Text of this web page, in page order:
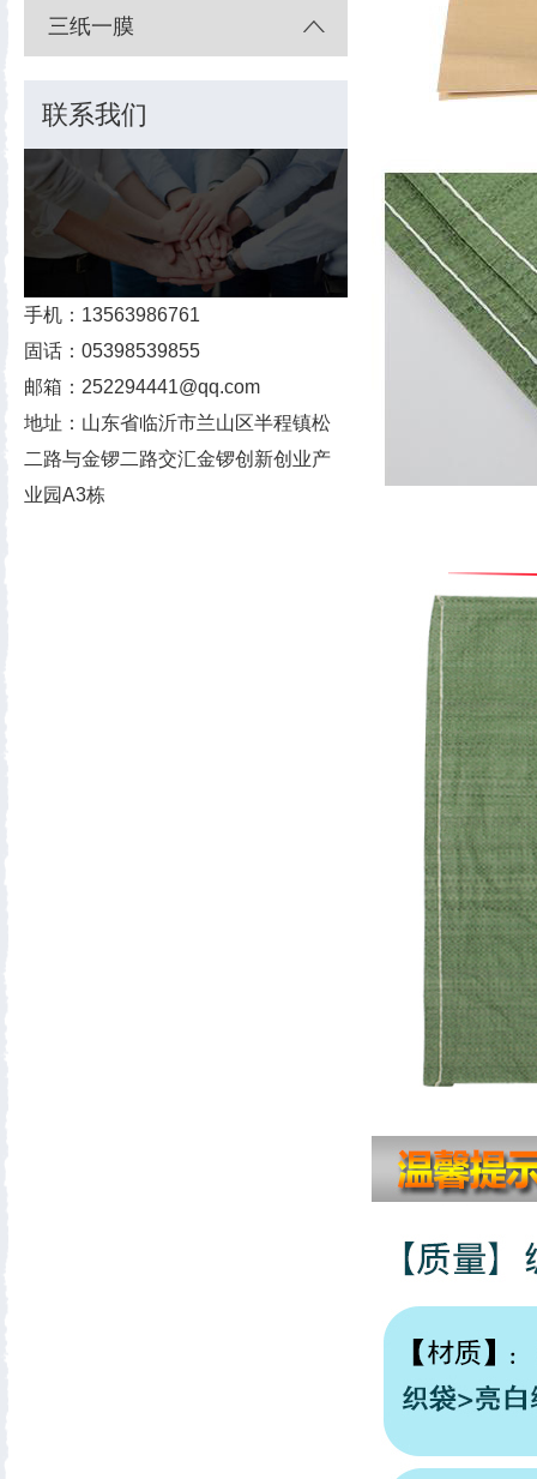
三纸一膜
联系我们
手机：13563986761
固话：05398539855
邮箱：252294441@qq.com
地址：山东省临沂市兰山区半程镇松
二路与金锣二路交汇金锣创新创业产
业园A3栋